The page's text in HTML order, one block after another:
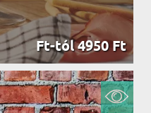
Ft-tól 4950 Ft